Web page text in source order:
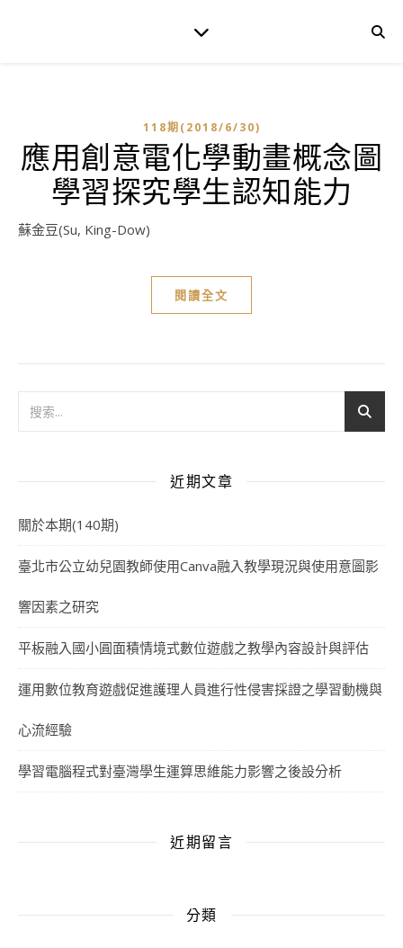
118期(2018/6/30)
應用創意電化學動畫概念圖
學習探究學生認知能力
蘇金豆(Su, King-Dow)
閱讀全文
近期文章
關於本期(140期)
臺北市公立幼兒園教師使用Canva融入教學現況與使用意圖影
響因素之研究
平板融入國小圓面積情境式數位遊戲之教學內容設計與評估
運用數位教育遊戲促進護理人員進行性侵害採證之學習動機與
心流經驗
學習電腦程式對臺灣學生運算思維能力影響之後設分析
近期留言
分類